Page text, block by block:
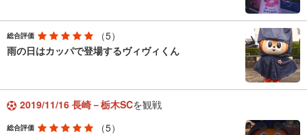
総合評価
（5）
雨の日はカッパで登場するヴィヴィくん
2019/11/16 長崎－栃木SCを観戦
総合評価
（5）